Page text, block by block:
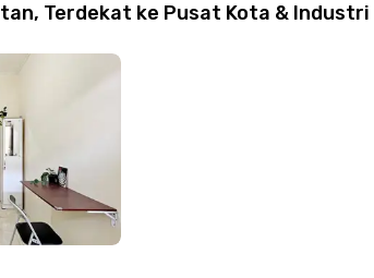
Terdekat ke Pusat Kota & Industri